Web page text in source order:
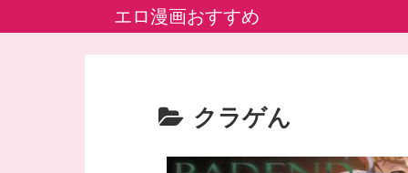
エロ漫画おすすめ
クラゲん